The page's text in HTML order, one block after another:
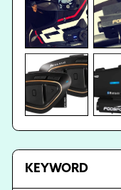
KEYWORD